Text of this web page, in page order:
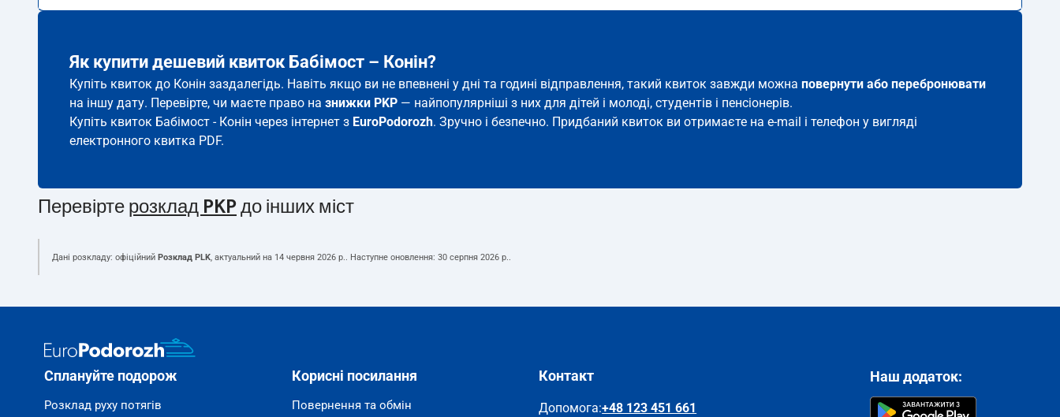
Як купити дешевий квиток Бабімост – Конін?
Купіть квиток до Конін заздалегідь. Навіть якщо ви не впевнені у дні та годині відправлення, такий квиток завжди можна повернути або перебронювати
на іншу дату. Перевірте, чи маєте право на знижки PKP — найпопулярніші з них для дітей і молоді, студентів і пенсіонерів.
Купіть квиток Бабімост - Конін через інтернет з EuroPodorozh. Зручно і безпечно. Придбаний квиток ви отримаєте на e-mail і телефон у вигляді
електронного квитка PDF.
Перевірте розклад PKP до інших міст
Дані розкладу: офіційний Розклад PLK, актуальний на 14 червня 2026 р.. Наступне оновлення: 30 серпня 2026 р..
Сплануйте подорож
Розклад руху потягів
Корисні посилання
Повернення та обмін
Контакт
Допомога:+48 123 451 661
Наш додаток: